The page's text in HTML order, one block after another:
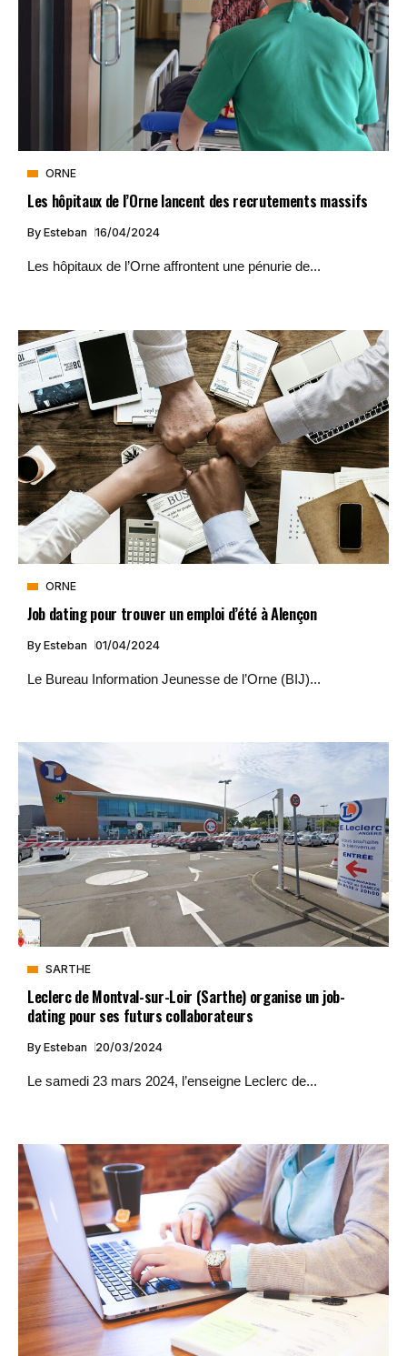
ORNE
Les hôpitaux de l’Orne lancent des recrutements massifs
By Esteban 16/04/2024
Les hôpitaux de l’Orne affrontent une pénurie de...
ORNE
Job dating pour trouver un emploi d’été à Alençon
By Esteban 01/04/2024
Le Bureau Information Jeunesse de l’Orne (BIJ)...
SARTHE
Leclerc de Montval-sur-Loir (Sarthe) organise un job-
dating pour ses futurs collaborateurs
By Esteban 20/03/2024
Le samedi 23 mars 2024, l’enseigne Leclerc de...